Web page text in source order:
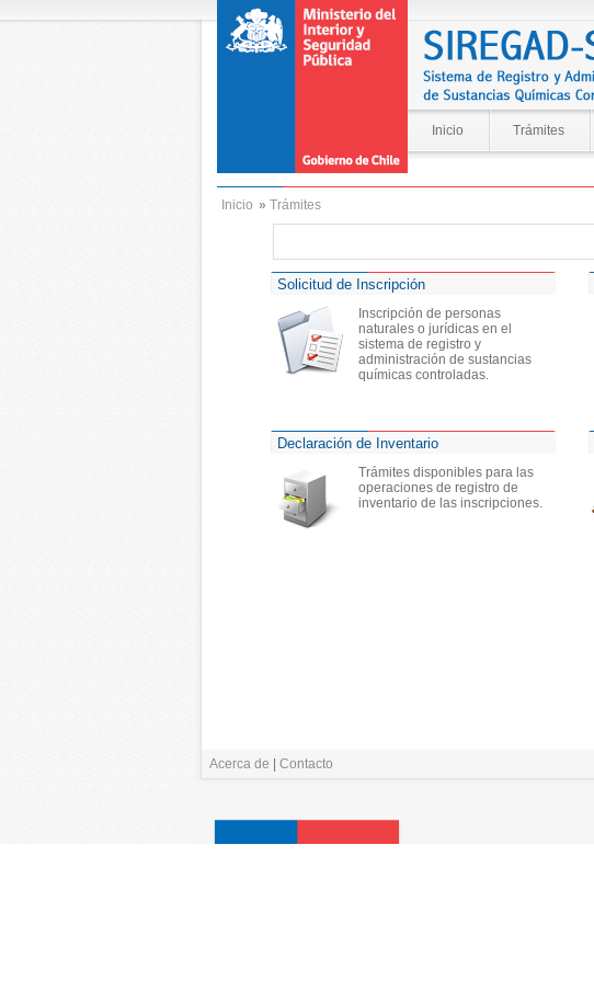
Inicio Trámites
Inicio »Trámites
Solicitud de Inscripción
Inscripción de personas
naturales o jurídicas en el
sistema de registro y
administración de sustancias
químicas controladas.
Declaración de Inventario
Trámites disponibles para las
operaciones de registro de
inventario de las inscripciones.
Acerca de
Contacto